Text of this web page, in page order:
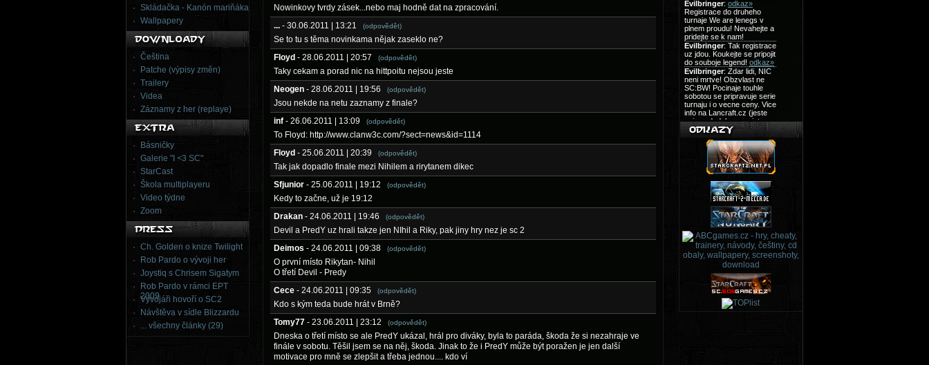
Skládačka - Kanón mariňáka
Wallpapery
Čeština
Patche (výpisy změn)
Trailery
Videa
Záznamy z her (replaye)
Básničky
Galerie "I <3 SC"
StarCast
Škola multiplayeru
Video týdne
Zoom
Ch. Golden o knize Twilight
Rob Pardo o vývoji her
Joystiq s Chrisem Sigatym
Rob Pardo v rámci EPT
2009
Vývojáři hovoří o SC2
Návštěva v sídle Blizzardu
... všechny články (29)
Nowinkovy tvrdy zásek...nebo maj hodně dat na zpracování.
... - 30.06.2011 | 13:21 (odpovědět)
Se to tu s těma novinkama nějak zaseklo ne?
Floyd - 28.06.2011 | 20:57 (odpovědět)
Taky cekam a porad nic na hittpoitu nejsou jeste
Neogen - 28.06.2011 | 19:56 (odpovědět)
Jsou nekde na netu zaznamy z finale?
inf - 26.06.2011 | 13:09 (odpovědět)
To Floyd: http://www.clanw3c.com/?sect=news&id=1114
Floyd - 25.06.2011 | 20:39 (odpovědět)
Tak jak dopadlo finale mezi Nihilem a rirytanem dikec
Sfjunior - 25.06.2011 | 19:12 (odpovědět)
Kedy to začne, už je 19:12
Drakan - 24.06.2011 | 19:46 (odpovědět)
Devil a PredY uz hrali takze jen NIhil a Riky, pak jiny hry nez je sc 2
Deimos - 24.06.2011 | 09:38 (odpovědět)
O první místo Rikytan- Nihil
O třetí Devil - Predy
Cece - 24.06.2011 | 09:35 (odpovědět)
Kdo s kým teda bude hrát v Brně?
Tomy77 - 23.06.2011 | 23:12 (odpovědět)
Dneska o třetí místo se ale PredY ukázal, hrál pro diváky, byla to paráda, škoda že si nezahraje ve
finále v sobotu. Těšil jsem se na něj, škoda. Jinak to že i PredY může být poražen je jen další
motivace pro mně se zlepšit a třeba jednou.... kdo ví